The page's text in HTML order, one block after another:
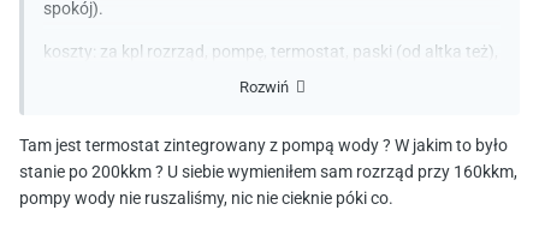
spokój).
koszty: za kpl rozrząd, pompę, termostat, paski (od altka też),
nowy płyn chłodzący + wymiana całości ~1900 zł
Rozwiń
Tam jest termostat zintegrowany z pompą wody ? W jakim to było
stanie po 200kkm ? U siebie wymieniłem sam rozrząd przy 160kkm,
pompy wody nie ruszaliśmy, nic nie cieknie póki co.